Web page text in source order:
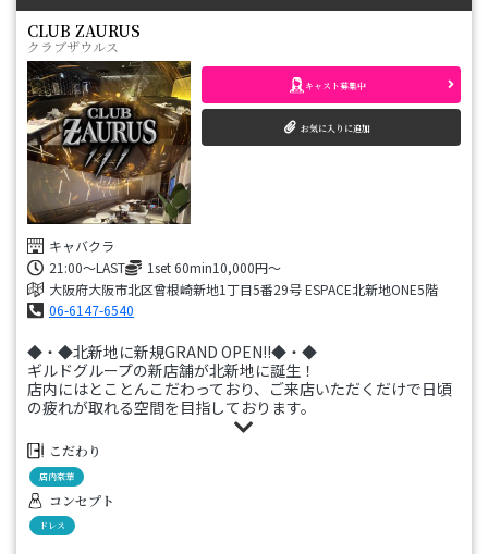
CLUB ZAURUS
クラブザウルス
キャバクラ
21:00〜LAST
1set 60min10,000円～
大阪府大阪市北区曾根崎新地1丁目5番29号 ESPACE北新地ONE5階
06-6147-6540
キャスト募集中
お気に入りに追加
◆・◆北新地に新規GRAND OPEN!!◆・◆
ギルドグループの新店舗が北新地に誕生！
店内にはとことんこだわっており、ご来店いただくだけで日頃
の疲れが取れる空間を目指しております。
ワンランク上の空間で至福のひとときをお楽しみください。
こだわり
店内豪華
コンセプト
ドレス